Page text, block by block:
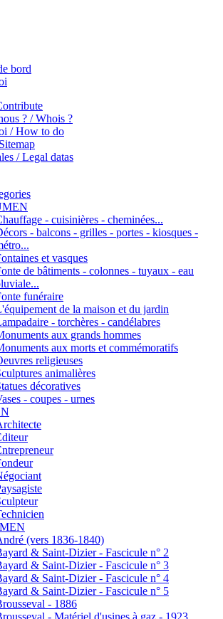
bord
? / Whois ?
/ How to do
/ Legal datas
- cuisinières - cheminées...
- balcons - grilles - portes - kiosques -
et vasques
de bâtiments - colonnes - tuyaux - eau
funéraire
de la maison et du jardin
- torchères - candélabres
aux grands hommes
aux morts et commémoratifs
religieuses
animalières
décoratives
- coupes - urnes
(vers 1836-1840)
& Saint-Dizier - Fascicule n° 2
& Saint-Dizier - Fascicule n° 3
& Saint-Dizier - Fascicule n° 4
& Saint-Dizier - Fascicule n° 5
- 1886
- Matériel d'usines à gaz - 1923